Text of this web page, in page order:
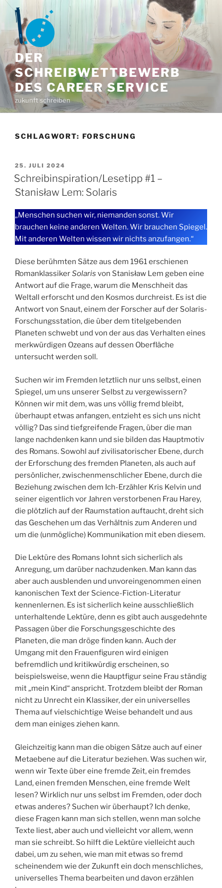
Zum
Inhalt
springen
DER
SCHREIBWETTBEWERB
DES CAREER SERVICE
zukunft schreiben
SCHLAGWORT: FORSCHUNG
VERÖFFENTLICHT
AM
25. JULI 2024
Schreibinspiration/Lesetipp #1 –
Stanisław Lem: Solaris
„Menschen suchen wir, niemanden sonst. Wir
brauchen keine anderen Welten. Wir brauchen Spiegel.
Mit anderen Welten wissen wir nichts anzufangen.“
Diese berühmten Sätze aus dem 1961 erschienen
RomanklassikerSolaris von Stanisław Lem geben eine
Antwort auf die Frage, warum die Menschheit das
Weltall erforscht und den Kosmos durchreist. Es ist die
Antwort von Snaut, einem der Forscher auf der Solaris-
Forschungsstation, die über dem titelgebenden
Planeten schwebt und von der aus das Verhalten eines
merkwürdigen Ozeans auf dessen Oberfläche
untersucht werden soll.
Suchen wir im Fremden letztlich nur uns selbst, einen
Spiegel, um uns unserer Selbst zu vergewissern?
Können wir mit dem, was uns völlig fremd bleibt,
überhaupt etwas anfangen, entzieht es sich uns nicht
völlig? Das sind tiefgreifende Fragen, über die man
lange nachdenken kann und sie bilden das Hauptmotiv
des Romans. Sowohl auf zivilisatorischer Ebene, durch
der Erforschung des fremden Planeten, als auch auf
persönlicher, zwischenmenschlicher Ebene, durch die
Beziehung zwischen dem Ich-Erzähler Kris Kelvin und
seiner eigentlich vor Jahren verstorbenen Frau Harey,
die plötzlich auf der Raumstation auftaucht, dreht sich
das Geschehen um das Verhältnis zum Anderen und
um die (unmögliche) Kommunikation mit eben diesem.
Die Lektüre des Romans lohnt sich sicherlich als
Anregung, um darüber nachzudenken. Man kann das
aber auch ausblenden und unvoreingenommen einen
kanonischen Text der Science-Fiction-Literatur
kennenlernen. Es ist sicherlich keine ausschließlich
unterhaltende Lektüre, denn es gibt auch ausgedehnte
Passagen über die Forschungsgeschichte des
Planeten, die man dröge finden kann. Auch der
Umgang mit den Frauenfiguren wird einigen
befremdlich und kritikwürdig erscheinen, so
beispielsweise, wenn die Hauptfigur seine Frau ständig
mit „mein Kind“ anspricht. Trotzdem bleibt der Roman
nicht zu Unrecht ein Klassiker, der ein universelles
Thema auf vielschichtige Weise behandelt und aus
dem man einiges ziehen kann.
Gleichzeitig kann man die obigen Sätze auch auf einer
Metaebene auf die Literatur beziehen. Was suchen wir,
wenn wir Texte über eine fremde Zeit, ein fremdes
Land, einen fremden Menschen, eine fremde Welt
lesen? Wirklich nur uns selbst im Fremden, oder doch
etwas anderes? Suchen wir überhaupt? Ich denke,
diese Fragen kann man sich stellen, wenn man solche
Texte liest, aber auch und vielleicht vor allem, wenn
man sie schreibt. So hilft die Lektüre vielleicht auch
dabei, um zu sehen, wie man mit etwas so fremd
scheinendem wie der Zukunft ein doch menschliches,
universelles Thema bearbeiten und davon erzählen